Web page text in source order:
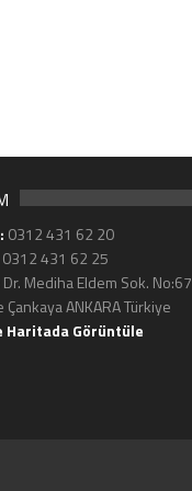
0312 431 62 20
0312 431 62 25
Dr. Mediha Eldem Sok. No:67
Çankaya ANKARA Türkiye
Haritada Görüntüle